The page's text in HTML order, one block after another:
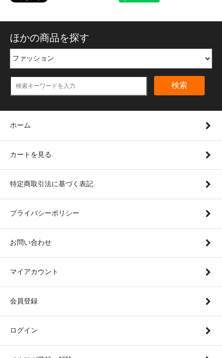
ほかの商品を探す
検索
ホーム
カートを見る
特定商取引法に基づく表記
プライバシーポリシー
お問い合わせ
マイアカウント
会員登録
ログイン